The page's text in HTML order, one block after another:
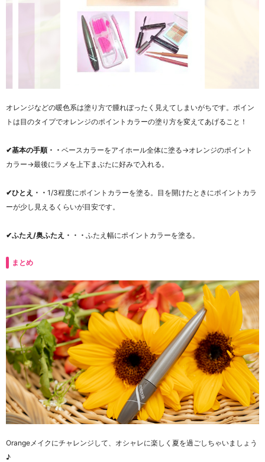
オレンジなどの暖色系は塗り方で腫れぼったく見えてしまいがちです。ポイン
トは目のタイプでオレンジのポイントカラーの塗り方を変えてあげること！
✔︎基本の手順・・ ベースカラーをアイホール全体に塗る→オレンジのポイント
カラー→最後にラメを上下まぶたに好みで入れる。
✔︎ひとえ・・ 1/3程度にポイントカラーを塗る。目を開けたときにポイントカラ
ーが少し見えるくらいが目安です。
✔︎ふたえ/奥ふたえ・・・ ふたえ幅にポイントカラーを塗る。
まとめ
Orangeメイクにチャレンジして、オシャレに楽しく夏を過ごしちゃいましょう
♪